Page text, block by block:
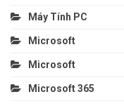
Máy Tính PC
Microsoft
Microsoft
Microsoft 365